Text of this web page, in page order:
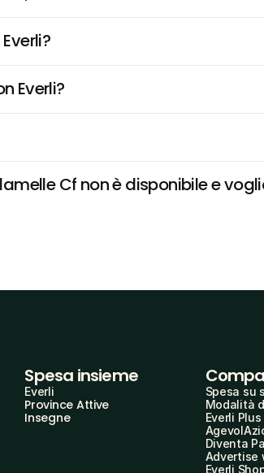
Everli?
Cf non è disponibile e
Spesa insieme
Everli
Province Attive
Insegne
Spesa su
Modalità
Everli Plus
Diventa
Advertise
Everli